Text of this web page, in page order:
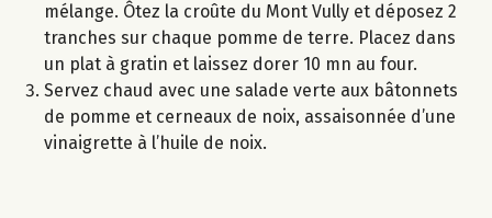
mélange. Ôtez la croûte du Mont Vully et déposez 2
tranches sur chaque pomme de terre. Placez dans
un plat à gratin et laissez dorer 10 mn au four.
Servez chaud avec une salade verte aux bâtonnets
de pomme et cerneaux de noix, assaisonnée d’une
vinaigrette à l’huile de noix.